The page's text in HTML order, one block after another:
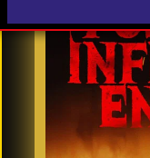
Cartelera